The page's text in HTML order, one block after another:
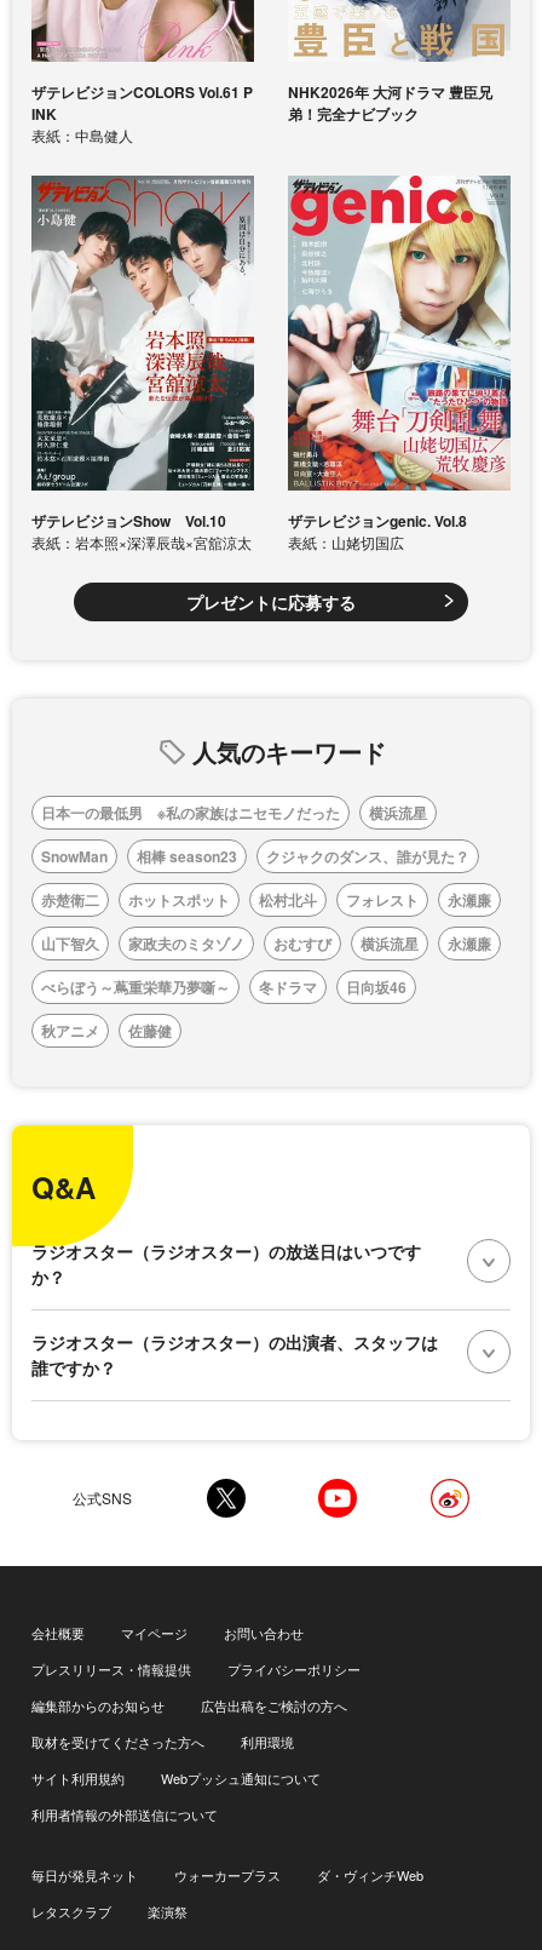
ザテレビジョンCOLORS Vol.61 P
INK
表紙：中島健人
NHK2026年 大河ドラマ 豊臣兄
弟！完全ナビブック
ザテレビジョンShow Vol.10
表紙：岩本照×深澤辰哉×宮舘涼太
ザテレビジョンgenic. Vol.8
表紙：山姥切国広
プレゼントに応募する
人気のキーワード
日本一の最低男 ※私の家族はニセモノだった
横浜流星
SnowMan
相棒 season23
クジャクのダンス、誰が見た？
赤楚衛二
ホットスポット 松村北斗 フォレスト
永瀬廉
山下智久
家政夫のミタゾノ おむすび 横浜流星
永瀬廉
べらぼう～蔦重栄華乃夢噺～
冬ドラマ
日向坂46
秋アニメ
佐藤健
Q&A
ラジオスター（ラジオスター）の放送日はいつです
か？
ラジオスター（ラジオスター）の出演者、スタッフは
誰ですか？
公式SNS
会社概要 マイページ
お問い合わせ
プレスリリース・情報提供
プライバシーポリシー
編集部からのお知らせ
広告出稿をご検討の方へ
取材を受けてくださった方へ
利用環境
サイト利用規約
Webプッシュ通知について
利用者情報の外部送信について
毎日が発見ネット ウォーカープラス
ダ・ヴィンチWeb
レタスクラブ
楽演祭